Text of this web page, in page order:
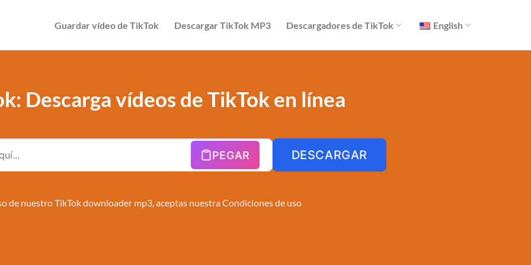
Guardar vídeo de TikTok Descargar TikTok MP3 Descargadores de TikTok English
Descarga vídeos de TikTok en línea
PEGAR DESCARGAR
de nuestro TikTok downloader mp3, aceptas nuestraCondiciones de uso